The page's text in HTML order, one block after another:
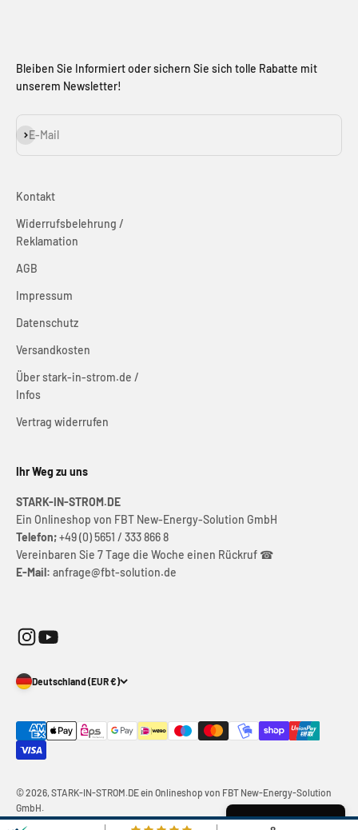
Bleiben Sie Informiert oder sichern Sie sich tolle Rabatte mit
unserem Newsletter!
E-Mail
Abonnieren
Kontakt
Widerrufsbelehrung /
Reklamation
AGB
Impressum
Datenschutz
Versandkosten
Über stark-in-strom.de /
Infos
Vertrag widerrufen
Ihr Weg zu uns
STARK-IN-STROM.DE
Ein Onlineshop von FBT New-Energy-Solution GmbH
Telefon;+49 (0) 5651 / 333 866 8
Vereinbaren Sie 7 Tage die Woche einen Rückruf ☎
E-Mail: anfrage@fbt-solution.de
Deutschland (EUR €)
© 2026, STARK-IN-STROM.DE ein Onlineshop von FBT New-Energy-Solution
GmbH.
Widerruf erklären